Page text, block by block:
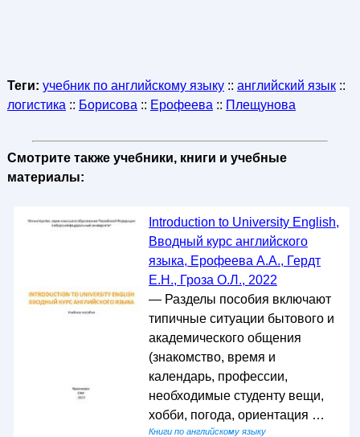
Теги: учебник по английскому языку:: английский язык::
логистика :: Борисова :: Ерофеева :: Плещунова
Смотрите также учебники, книги и учебные
материалы:
Introduction to University English,
Вводный курс английского
языка, Ерофеева А.А., Гердт
Е.Н., Гроза О.Л., 2022
— Разделы пособия включают
типичные ситуации бытового и
академического общения
(знакомство, время и
календарь, профессии,
необходимые студенту вещи,
хобби, погода, ориентация …
Книги по английскому языку